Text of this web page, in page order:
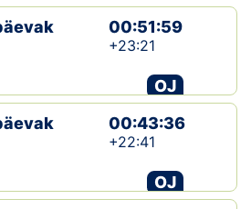
00:51:59
+23:21
OJ
00:43:36
+22:41
OJ